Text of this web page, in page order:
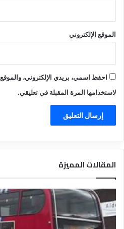
الموقع الإلكتروني
احفظ اسمي، بريدي الإلكتروني،
لاستخدامها المرة المقبلة في تعليقي.
المقالات المميزة
د
ي
ل